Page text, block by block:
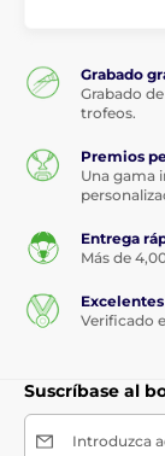
Grabado
Grabado
trofeos.
Premios
Una gama
Entrega
Más de
Verificado
Suscríbase al
Introduzca